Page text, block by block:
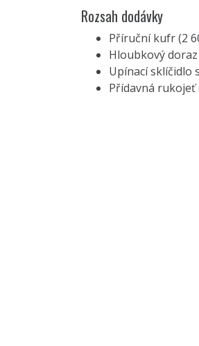
Rozsah dodávky
Příruční kufr (2
Hloubkový doraz
Upínací sklíčidlo
Přídavná rukojeť